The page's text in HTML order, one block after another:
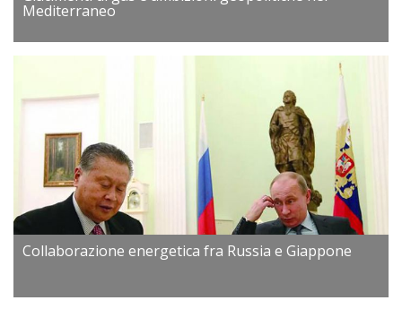
Mediterraneo
Collaborazione energetica fra Russia e Giappone